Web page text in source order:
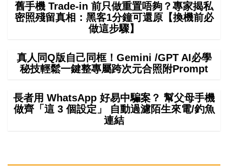
舊手機 Trade-in 前只做重置唔夠？專家揭私
密照殘留真相：黑客1分鐘可還原【換機前必
做這步驟】
真人同Q版自己同框！Gemini /GPT AI必學
秘技輕鬆一鍵整專屬跨次元合照附Prompt
長者用 WhatsApp 好易中騙案？ 幫父母手機
做齊「這 3 個設定」 自動過濾陌生來電/釣魚
連結